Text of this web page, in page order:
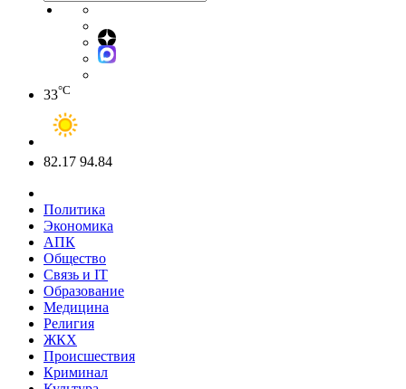
33°C
82.17 94.84
Политика
Экономика
АПК
Общество
Связь и IT
Образование
Медицина
Религия
ЖКХ
Происшествия
Криминал